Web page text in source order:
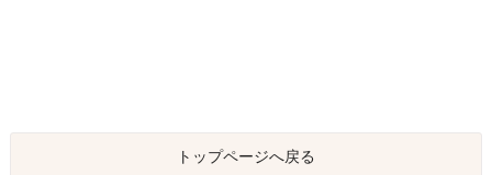
トップページへ戻る